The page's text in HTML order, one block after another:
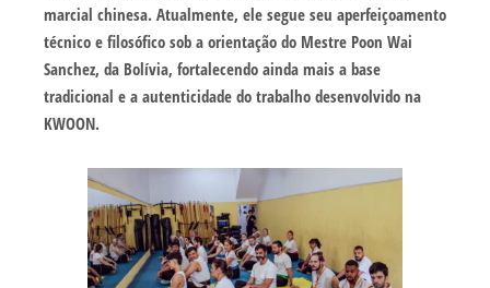
marcial chinesa. Atualmente, ele segue seu aperfeiçoamento
técnico e filosófico sob a orientação do Mestre Poon Wai
Sanchez, da Bolívia, fortalecendo ainda mais a base
tradicional e a autenticidade do trabalho desenvolvido na
KWOON.